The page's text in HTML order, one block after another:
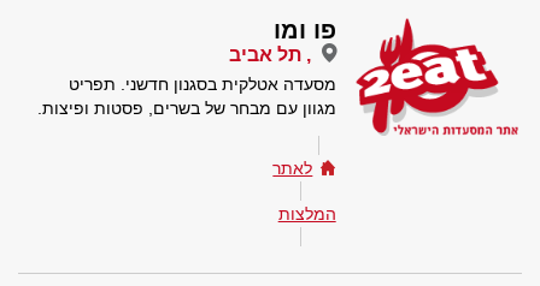
פו ומו
, תל אביב
מסעדה אטלקית בסגנון חדשני. תפריט
מגוון עם מבחר של בשרים, פסטות ופיצות.
לאתר
המלצות